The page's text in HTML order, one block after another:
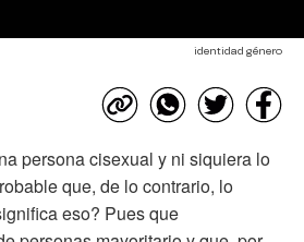
identidad género
persona cisexual y ni siquiera lo
que, de lo contrario, lo
eso? Pues que